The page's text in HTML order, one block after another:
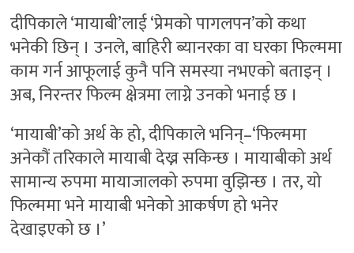
दीपिकाले ‘मायाबी’लाई ‘प्रेमको पागलपन’को कथा
भनेकी छिन् । उनले, बाहिरी ब्यानरका वा घरका फिल्ममा
काम गर्न आफूलाई कुनै पनि समस्या नभएको बताइन् ।
अब, निरन्तर फिल्म क्षेत्रमा लाग्ने उनको भनाई छ ।
‘मायाबी’को अर्थ के हो, दीपिकाले भनिन्–‘फिल्ममा
अनेकौं तरिकाले मायाबी देख्न सकिन्छ । मायाबीको अर्थ
सामान्य रुपमा मायाजालको रुपमा वुझिन्छ । तर, यो
फिल्ममा भने मायाबी भनेको आकर्षण हो भनेर
देखाइएको छ ।’